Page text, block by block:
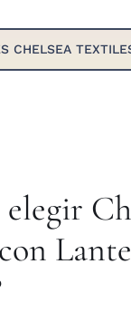
CHELSEA
elegir